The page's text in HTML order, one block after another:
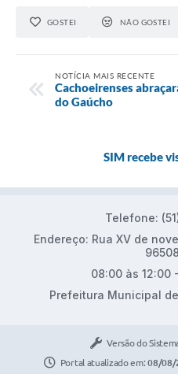
GOSTEI NÃO GOSTEI
NOTÍCIA MAIS RECENTE
Cachoeirenses
do Gaúcho
SIM recebe
Telefone:
Endereço: Rua XV de
08:00 às 12:00
Prefeitura Municipal
Versão do
Portal atualizado em:08/08/